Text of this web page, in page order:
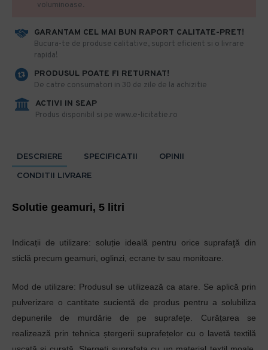
GARANTAM CEL MAI BUN RAPORT CALITATE-PRET!
​Bucura-te de produse calitative, suport eficient si o livrare
rapida!
PRODUSUL POATE FI RETURNAT!
De catre consumatori in 30 de zile de la achizitie
ACTIVI IN SEAP
Produs disponibil si pe www.e-licitatie.ro
voluminoase.
DESCRIERE SPECIFICATII
OPINII
CONDITII LIVRARE
Solutie geamuri, 5 litri
Indicații de utilizare: soluție ideală pentru orice suprafaţă din
sticlă precum geamuri, oglinzi, ecrane tv sau monitoare.
Mod de utilizare: Produsul se utilizează ca atare. Se aplică prin
pulverizare o cantitate sucientă de produs pentru a solubiliza
depunerile de murdărie de pe suprafețe. Curățarea se
realizează prin tehnica ștergerii suprafețelor cu o lavetă textilă